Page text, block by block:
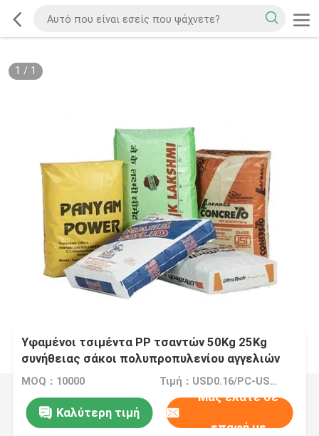
1 / 1
Υφαμένοι τσιμέντα PP τσαντών 50Kg 25Kg
συνήθειας σάκοι πολυπροπυλενίου αγγελιών
υφαμένοι αστέρι
MOQ：10000 Τιμή：USD0.16/PC-USD0.20/PC
Καλύτερη τιμή
Μας ελάτε σε
επαφή με